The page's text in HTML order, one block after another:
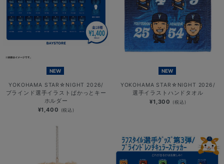
NEW
YOKOHAMA STAR☆NIGHT 2026/
ブラインド選手イラストぱかっとキー
ホルダー
¥1,400 (税込)
NEW
YOKOHAMA STAR☆NIGHT 2026/
選手イラストハンドタオル
¥1,300 (税込)